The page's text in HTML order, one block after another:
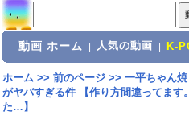
動画 ホーム 人気の動画 K-
ホーム>> 前のページ>> 一平ちゃん
がヤバすぎる件 【作り方間違ってます
た…】